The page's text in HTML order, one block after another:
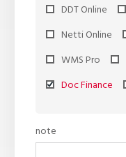
DDT Online
Netti Online
WMS Pro
Doc Finance
note